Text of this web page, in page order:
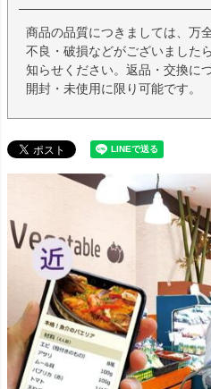
商品の品質につきましては、万
不良・破損などがございました
知らせください。返品・交換に
開封・未使用に限り可能です。